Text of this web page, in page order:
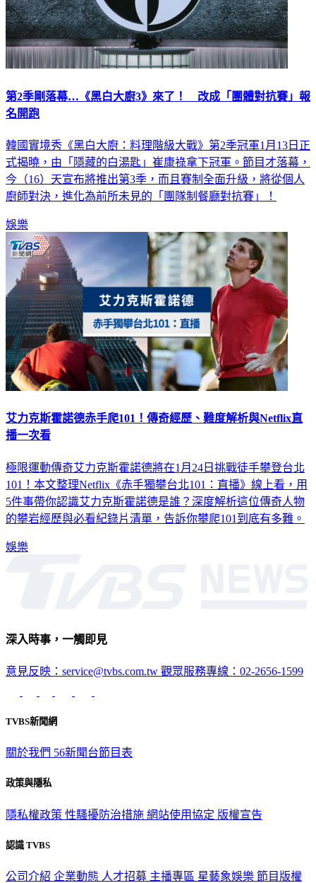
第2季剛落幕…《黑白大廚3》來了！ 改成「團體對抗賽」報
名開跑
韓國實境秀《黑白大廚：料理階級大戰》第2季冠軍1月13日正
式揭曉，由「隱藏的白湯匙」崔康祿拿下冠軍。節目才落幕，
今（16）天宣布將推出第3季，而且賽制全面升級，將從個人
廚師對決，進化為前所未見的「團隊制餐廳對抗賽」！
娛樂
艾力克斯霍諾德赤手爬101！傳奇經歷、難度解析與Netflix直
播一次看
極限運動傳奇艾力克斯霍諾德將在1月24日挑戰徒手攀登台北
101！本文整理Netflix《赤手獨攀台北101：直播》線上看，用
5件事帶你認識艾力克斯霍諾德是誰？深度解析這位傳奇人物
的攀岩經歷與必看紀錄片清單，告訴你攀爬101到底有多難。
娛樂
深入時事，一觸即見
意見反映：service@tvbs.com.tw 觀眾服務專線：02-2656-1599
TVBS新聞網
關於我們 56新聞台節目表
政策與隱私
隱私權政策 性騷擾防治措施 網站使用協定 版權宣告
認識 TVBS
公司介紹 企業動態 人才招募 主播專區 星藝象娛樂 節目版權